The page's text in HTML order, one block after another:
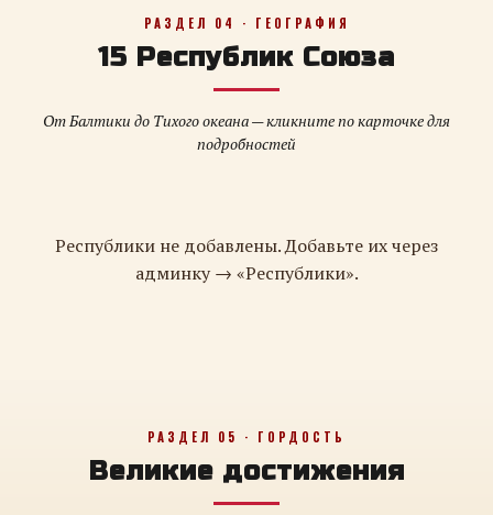
РАЗДЕЛ 04 · ГЕОГРАФИЯ
15 Республик Союза
От Балтики до Тихого океана — кликните по карточке для
подробностей
Республики не добавлены. Добавьте их через
админку → «Республики».
РАЗДЕЛ 05 · ГОРДОСТЬ
Великие достижения